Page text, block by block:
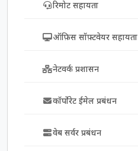
रिमोट सहायता
ऑफ़िस सॉफ़्टवेयर सहायता
नेटवर्क प्रशासन
कॉर्पोरेट ईमेल प्रबंधन
वेब सर्वर प्रबंधन